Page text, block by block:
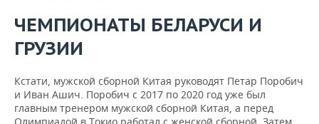
ЧЕМПИОНАТЫ БЕЛАРУСИ И
ГРУЗИИ
Кстати, мужской сборной Китая руководят Петар Поробич
и Иван Ашич. Поробич с 2017 по 2020 год уже был
главным тренером мужской сборной Китая, а перед